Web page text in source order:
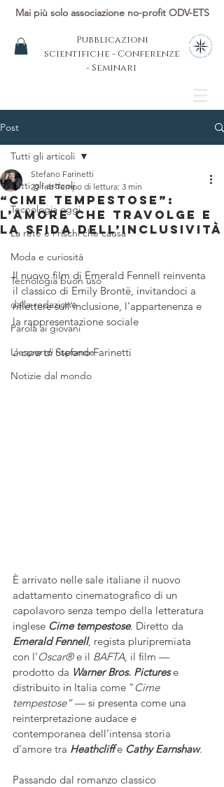
Mai più solo associazione no-profit ODV-ETS
Pubblicazioni
scientifiche - Conferenze
- Seminari
Post
Tutti gli articoli
Tecnologia oggi
La rete e i rischi che causa
Moda e curiosità
Tecnologia buon uso
dalla redazione
Parola ai giovani
L'esperto risponde
Notizie dal mondo
Tutti gli articoli
“Cime tempestose”:
l’amore che travolge e
la sfida dell’inclusività
Stefano Farinetti
20 feb Tempo di lettura: 3 min
Il nuovo film di Emerald Fennell reinventa
il classico di Emily Brontë, invitandoci a
riflettere sull’inclusione, l’appartenenza e
la rappresentazione sociale
a cura di Stefano Farinetti
È arrivato nelle sale italiane il nuovo
adattamento cinematografico di un
capolavoro senza tempo della letteratura
inglese Cime tempestose. Diretto da
Emerald Fennell, regista pluripremiata
con l’Oscar® e il BAFTA, il film —
prodotto da Warner Bros. Pictures e
distribuito in Italia come " Cime
tempestose” — si presenta come una
reinterpretazione audace e
contemporanea dell’intensa storia
d’amore tra Heathcliff e Cathy Earnshaw.
Passando dal romanzo classico